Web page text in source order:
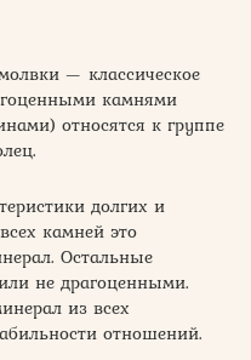
— классическое
камнями
относятся к группе
долгих и
камней это
Остальные
не драгоценными.
из всех
отношений.